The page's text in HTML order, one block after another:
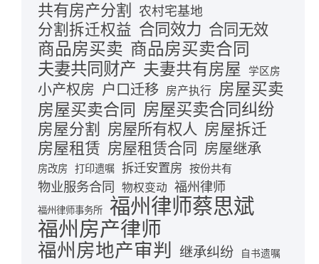
共有房产分割 农村宅基地
分割拆迁权益 合同效力 合同无效
商品房买卖 商品房买卖合同
夫妻共同财产 夫妻共有房屋 学区房
小产权房 户口迁移 房产执行 房屋买卖
房屋买卖合同 房屋买卖合同纠纷
房屋分割 房屋所有权人 房屋拆迁
房屋租赁 房屋租赁合同 房屋继承
房改房 打印遗嘱 拆迁安置房 按份共有
物业服务合同 物权变动 福州律师
福州律师事务所 福州律师蔡思斌
福州房产律师
福州房地产审判 继承纠纷 自书遗嘱